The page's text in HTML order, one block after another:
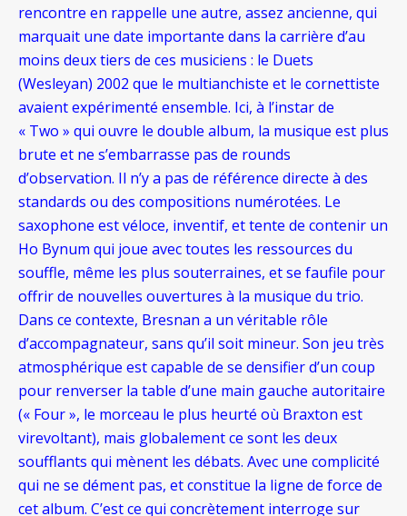
rencontre en rappelle une autre, assez ancienne, qui
marquait une date importante dans la carrière d’au
moins deux tiers de ces musiciens : le Duets
(Wesleyan) 2002 que le multianchiste et le cornettiste
avaient expérimenté ensemble. Ici, à l’instar de
« Two » qui ouvre le double album, la musique est plus
brute et ne s’embarrasse pas de rounds
d’observation. Il n’y a pas de référence directe à des
standards ou des compositions numérotées. Le
saxophone est véloce, inventif, et tente de contenir un
Ho Bynum qui joue avec toutes les ressources du
souffle, même les plus souterraines, et se faufile pour
offrir de nouvelles ouvertures à la musique du trio.
Dans ce contexte, Bresnan a un véritable rôle
d’accompagnateur, sans qu’il soit mineur. Son jeu très
atmosphérique est capable de se densifier d’un coup
pour renverser la table d’une main gauche autoritaire
(« Four », le morceau le plus heurté où Braxton est
virevoltant), mais globalement ce sont les deux
soufflants qui mènent les débats. Avec une complicité
qui ne se dément pas, et constitue la ligne de force de
cet album. C’est ce qui concrètement interroge sur